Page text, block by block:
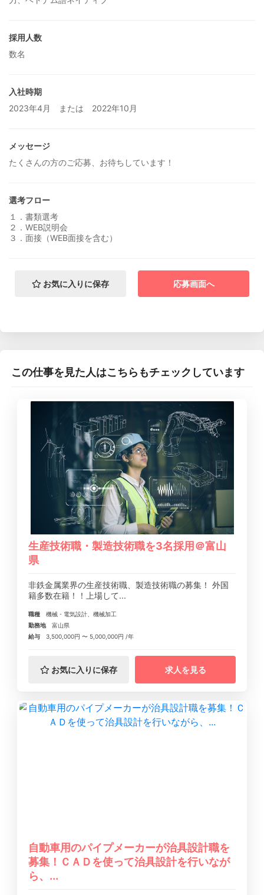
採用人数
数名
入社時期
2023年4月 または 2022年10月
メッセージ
たくさんの方のご応募、お待ちしています！
選考フロー
１．書類選考
２．WEB説明会
３．面接（WEB面接を含む）
お気に入りに保存 応募画面へ
この仕事を見た人はこちらもチェックしています
生産技術職・製造技術職を3名採用＠富山
県
非鉄金属業界の生産技術職、製造技術職の募集！ 外国
籍多数在籍！！上場して...
職種
機械・電気設計、機械加工
勤務地
富山県
給与
3,500,000円 〜 5,000,000円 /年
お気に入りに保存 求人を見る
自動車用のパイプメーカーが治具設計職を
募集！ＣＡＤを使って治具設計を行いなが
ら、...